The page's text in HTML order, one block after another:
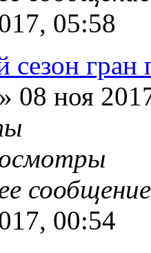
05:58
сезон
» 08 ноя
00:54